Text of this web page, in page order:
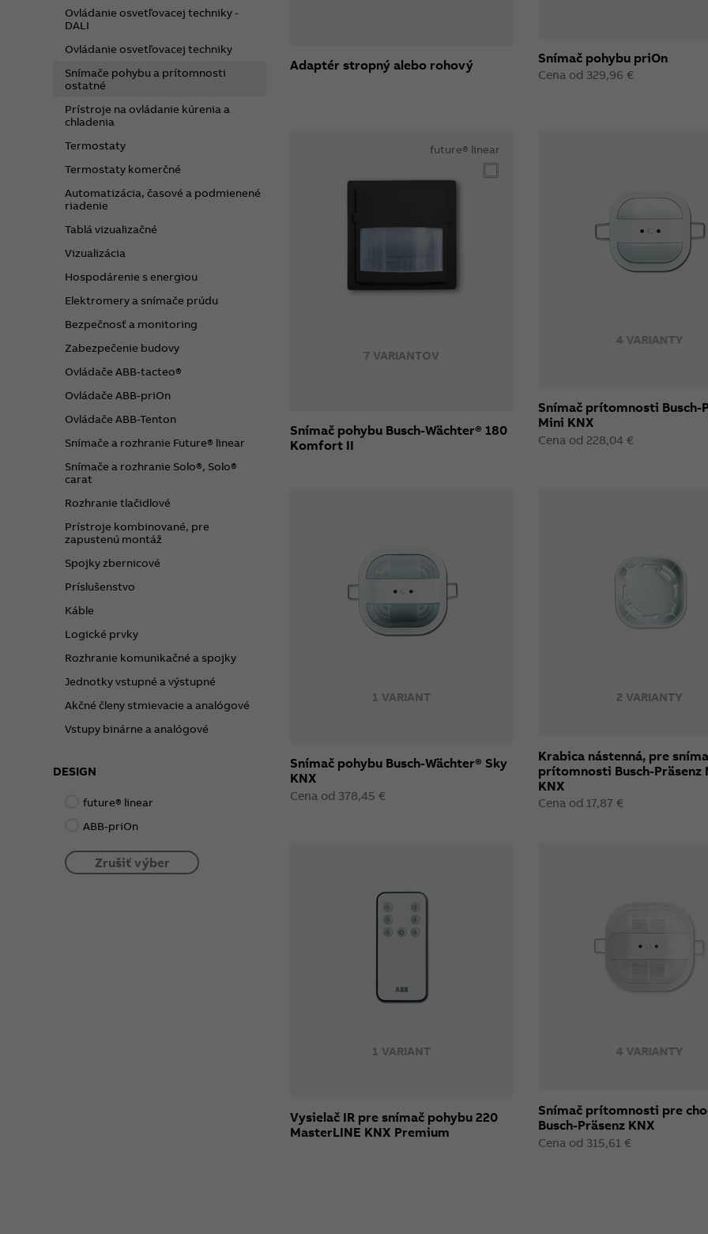
Ovládanie osvetľovacej techniky -
DALI
Ovládanie osvetľovacej techniky
Snímače pohybu a prítomnosti
ostatné
Prístroje na ovládanie kúrenia a
chladenia
Termostaty
Termostaty komerčné
Automatizácia, časové a podmienené
riadenie
Tablá vizualizačné
Vizualizácia
Hospodárenie s energiou
Elektromery a snímače prúdu
Bezpečnosť a monitoring
Zabezpečenie budovy
Ovládače ABB-tacteo®
Ovládače ABB-priOn
Ovládače ABB-Tenton
Snímače a rozhranie Future® linear
Snímače a rozhranie Solo®, Solo®
carat
Rozhranie tlačidlové
Prístroje kombinované, pre
zapustenú montáž
Spojky zbernicové
Príslušenstvo
Káble
Logické prvky
Rozhranie komunikačné a spojky
Jednotky vstupné a výstupné
Akčné členy stmievacie a analógové
Vstupy binárne a analógové
DESIGN
future® linear
ABB-priOn
Zrušiť výber
Adaptér stropný alebo rohový Snímač pohybu priOn
Cena od 329,96 €
7 VARIANTOV
future® linear
Snímač pohybu Busch-Wächter® 180
Komfort II
4 VARIANTY
Snímač prítomnosti Busch-
Mini KNX
Cena od 228,04 €
1 VARIANT
Snímač pohybu Busch-Wächter® Sky
KNX
Cena od 378,45 €
2 VARIANTY
Krabica nástenná, pre
prítomnosti Busch-Präsenz
KNX
Cena od 17,87 €
1 VARIANT
Vysielač IR pre snímač pohybu 220
MasterLINE KNX Premium
4 VARIANTY
Snímač prítomnosti pre
Busch-Präsenz KNX
Cena od 315,61 €